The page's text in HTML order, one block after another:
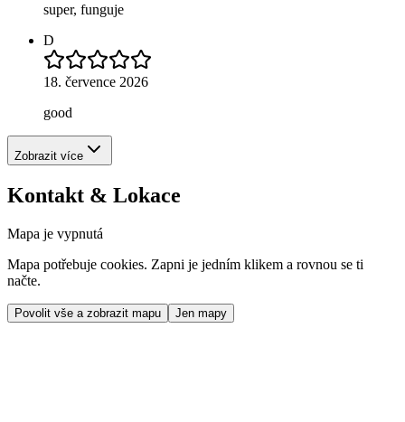
super, funguje
D
18. července 2026
good
Zobrazit více
Kontakt & Lokace
Mapa je vypnutá
Mapa potřebuje cookies. Zapni je jedním klikem a rovnou se ti
načte.
Povolit vše a zobrazit mapu Jen mapy